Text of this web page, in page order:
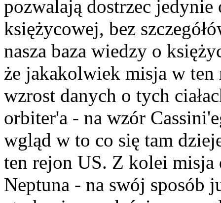
pozwalają dostrzec
księżycowej, bez
nasza baza wiedzy o
że jakakolwiek misja w
wzrost danych o tych
orbiter'a - na wzór
wgląd w to co się tam
ten rejon US. Z kolei
Neptuna - na swój sposób